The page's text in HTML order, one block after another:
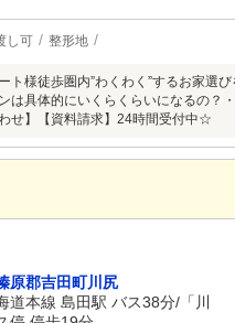
し可 整形地
ト様徒歩圏内”わくわく”するお家選
は具体的にいくらくらいになるの
せ】【資料請求】24時間受付中☆
原郡吉田町川尻
道本線 島田駅 バス38分/「川